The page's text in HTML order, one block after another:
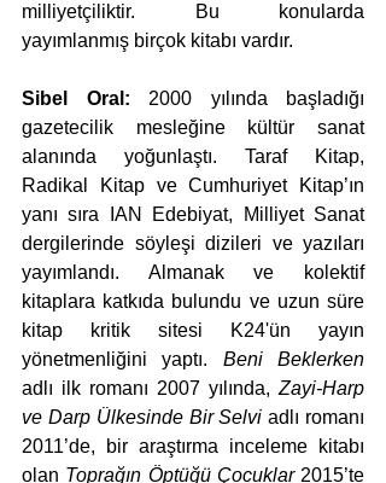
milliyetçiliktir. Bu konularda
yayımlanmış birçok kitabı vardır.
Sibel Oral: 2000 yılında başladığı
gazetecilik mesleğine kültür sanat
alanında yoğunlaştı. Taraf Kitap,
Radikal Kitap ve Cumhuriyet Kitap’ın
yanı sıra IAN Edebiyat, Milliyet Sanat
dergilerinde söyleşi dizileri ve yazıları
yayımlandı. Almanak ve kolektif
kitaplara katkıda bulundu ve uzun süre
kitap kritik sitesi K24'ün yayın
yönetmenliğini yaptı. Beni Beklerken
adlı ilk romanı 2007 yılında, Zayi-Harp
ve Darp Ülkesinde Bir Selvi adlı romanı
2011’de, bir araştırma inceleme kitabı
olan Toprağın Öptüğü Çocuklar 2015’te